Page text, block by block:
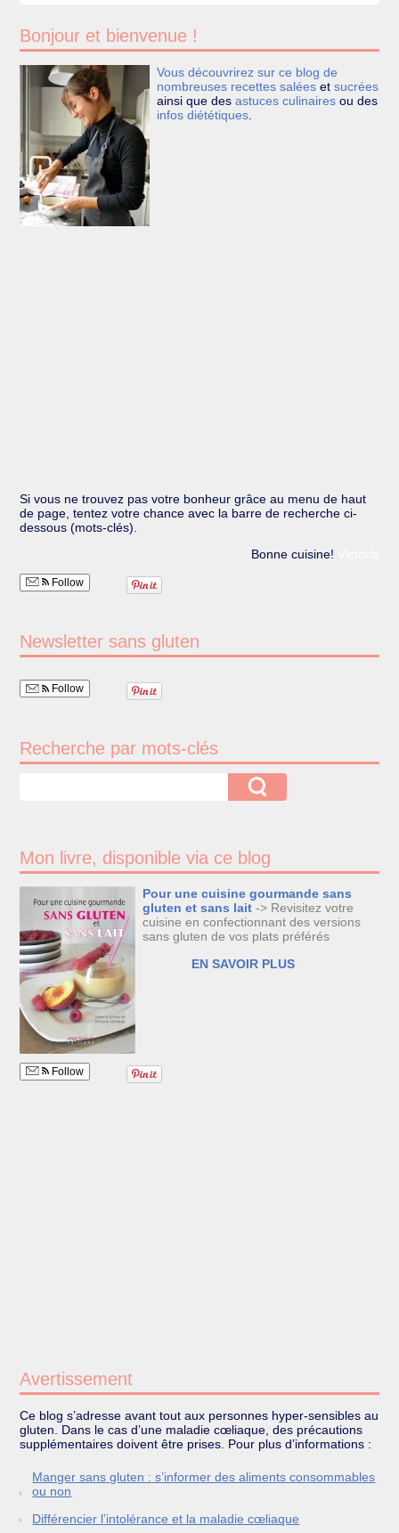
Bonjour et bienvenue !
Vous découvrirez sur ce blog de
nombreuses recettes saléeset sucrées
ainsi que des astuces culinairesou des
infos diététiques.
Si vous ne trouvez pas votre bonheur grâce au menu de haut
de page, tentez votre chance avec la barre de recherche ci-
dessous (mots-clés).
Bonne cuisine!
Follow
Newsletter sans gluten
Follow
Recherche par mots-clés
Mon livre, disponible via ce blog
Pour une cuisine gourmande sans
gluten et sans lait -> Revisitez votre
cuisine en confectionnant des versions
sans gluten de vos plats préférés
EN SAVOIR PLUS
Follow
Avertissement
Ce blog s’adresse avant tout aux personnes hyper-sensibles au
gluten. Dans le cas d’une maladie cœliaque, des précautions
supplémentaires doivent être prises. Pour plus d’informations :
Manger sans gluten : s’informer des aliments consommables
ou non
Différencier l’intolérance et la maladie cœliaque